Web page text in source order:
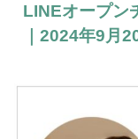
LINEオープン
｜2024年9月